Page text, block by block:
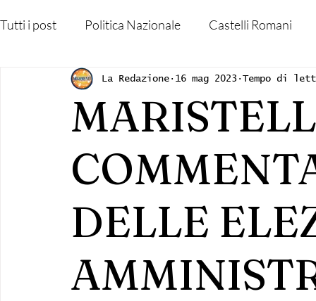
Tutti i post Politica Nazionale Castelli Romani
Roma Capitale Regione Lazio Associazioni
Religione Monteporzio Catone Partner
DELLE
La Redazione 16 mag 2023 Tempo di